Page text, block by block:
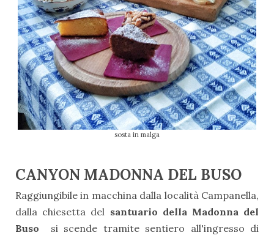
sosta in malga
CANYON MADONNA DEL BUSO
Raggiungibile in macchina dalla località Campanella,
dalla chiesetta del santuario della Madonna del
Buso si scende tramite sentiero all'ingresso di